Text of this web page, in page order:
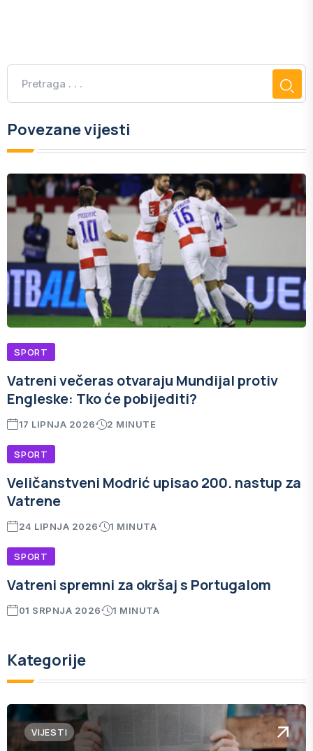
Povezane vijesti
SPORT
Vatreni večeras otvaraju Mundijal protiv
Engleske: Tko će pobijediti?
17 LIPNJA 2026 2 MINUTE
SPORT
Veličanstveni Modrić upisao 200. nastup za
Vatrene
24 LIPNJA 2026 1 MINUTA
SPORT
Vatreni spremni za okršaj s Portugalom
01 SRPNJA 2026 1 MINUTA
Kategorije
VIJESTI